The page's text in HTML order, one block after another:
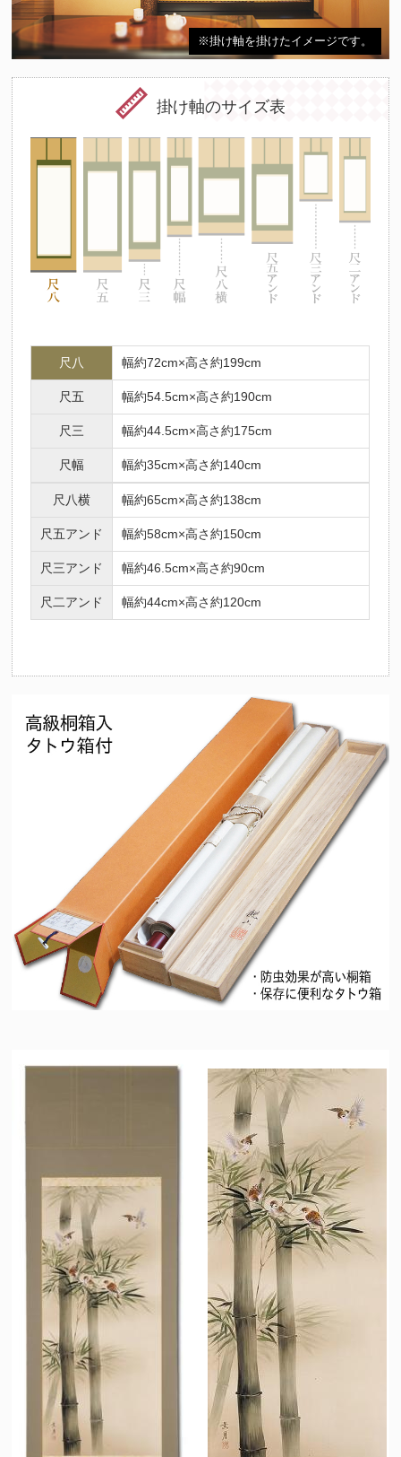
※掛け軸を掛けたイメージです。
掛け軸のサイズ表
尺八 幅約72cm×高さ約199cm
尺五 幅約54.5cm×高さ約190cm
尺三 幅約44.5cm×高さ約175cm
尺幅 幅約35cm×高さ約140cm
尺八横 幅約65cm×高さ約138cm
尺五アンド 幅約58cm×高さ約150cm
尺三アンド 幅約46.5cm×高さ約90cm
尺二アンド 幅約44cm×高さ約120cm